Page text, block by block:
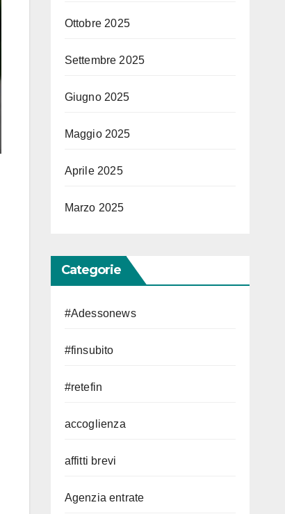
Ottobre 2025
Settembre 2025
Giugno 2025
Maggio 2025
Aprile 2025
Marzo 2025
Categorie
#Adessonews
#finsubito
#retefin
accoglienza
affitti brevi
Agenzia entrate